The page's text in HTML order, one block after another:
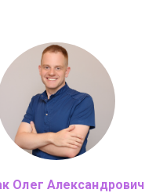
Олег Александрович